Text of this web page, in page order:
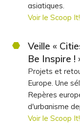
asiatiques.
Voir le Scoop It!
Veille «
Be Inspire !
Projets et
Europe. Une
Repères
d'urbanisme
Voir le Scoop It!